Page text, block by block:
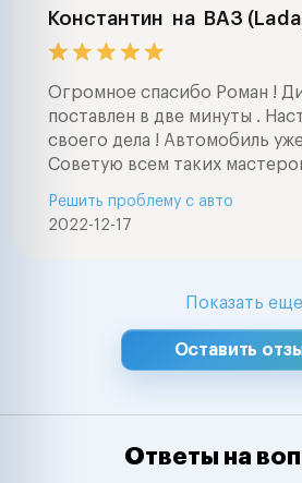
Константин на ВАЗ
Огромное спасибо Роман !
поставлен в две минуты .
своего дела ! Автомобиль
Советую всем таких
2022-12-17
Решить проблему с авто
Показать еще
Оставить
Ответы на